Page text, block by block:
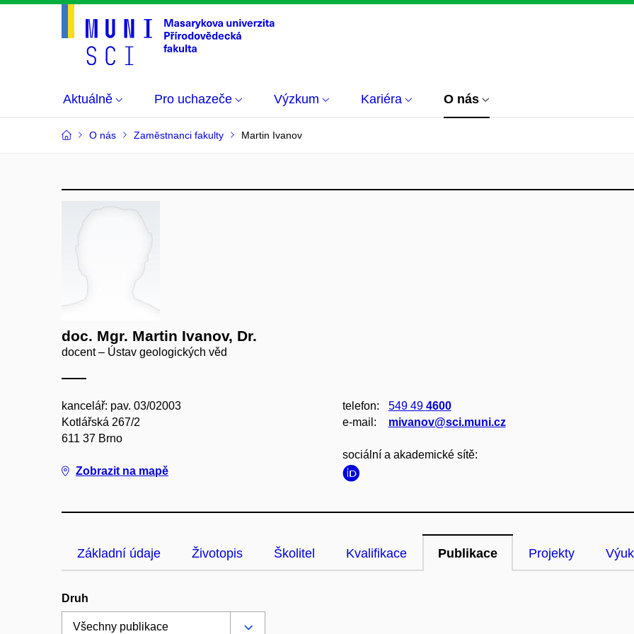
Aktuálně Pro uchazeče Výzkum Kariéra O nás
O nás Zaměstnanci fakulty Martin Ivanov
doc. Mgr. Martin Ivanov, Dr.
docent – Ústav geologických věd
kancelář: pav. 03/02003
Kotlářská 267/2
611 37 Brno
Zobrazit na mapě
telefon: 549 49 4600
e‑mail:
mivanov@sci.muni.cz
sociální a akademické sítě:
Základní údaje Životopis Školitel Kvalifikace Publikace Projekty
Druh